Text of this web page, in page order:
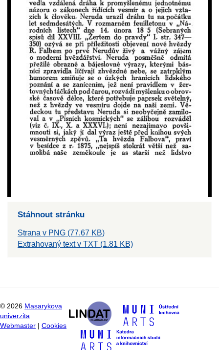
Stáhnout stránku
Strana v PNG (77.67 KB)
Extrahovaný text v TXT (1.81 KB)
© 2026 Masarykova
univerzita
Webmaster
Cookies